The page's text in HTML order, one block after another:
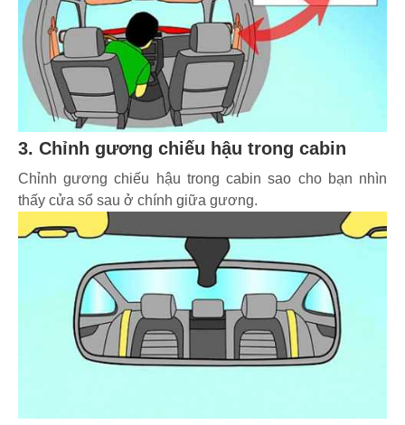
3. Chỉnh gương chiếu hậu trong cabin
Chỉnh gương chiếu hậu trong cabin sao cho bạn nhìn
thấy cửa sổ sau ở chính giữa gương.